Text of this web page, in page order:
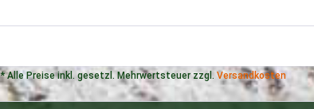
* Alle Preise inkl. gesetzl. Mehrwertsteuer zzgl. Versandkosten